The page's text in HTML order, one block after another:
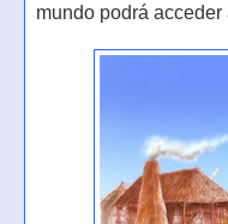
mundo podrá acceder